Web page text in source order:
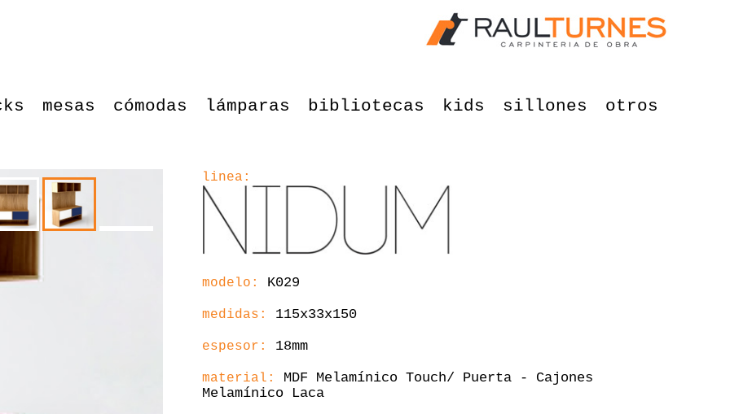
mesas cómodas lámparas bibliotecas kids sillones otros
linea:
modelo: K029
medidas: 115x33x150
espesor: 18mm
material:
MDF Melamínico Touch/ Puerta - Cajones
Melamínico Laca